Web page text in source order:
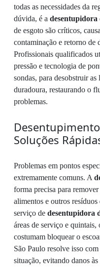
todas as necessidades da
dúvida, é a desentupidora
de esgoto são críticos,
contaminação e retorno de
Profissionais qualificados
pressão e tecnologia de
sondas, para desobstruir
duradoura, restaurando o
problemas.
Soluções
Problemas em pontos
extremamente comuns. A
forma precisa para
alimentos e outros
serviço de desentupidora
áreas de serviço e quintais,
costumam bloquear o
São Paulo resolve isso
situação, evitando danos às